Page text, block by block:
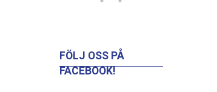
FÖLJ OSS PÅ
FACEBOOK!